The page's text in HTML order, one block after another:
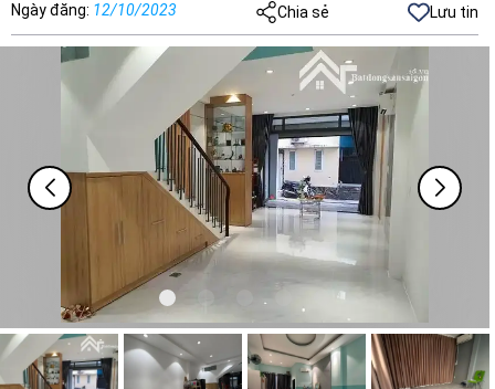
Ngày đăng: 12/10/2023 Chia sẻ Lưu tin